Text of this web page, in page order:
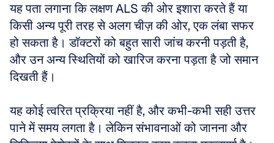
यह पता लगाना कि लक्षण ALS की ओर इशारा करते हैं या
किसी अन्य पूरी तरह से अलग चीज़ की ओर, एक लंबा सफर
हो सकता है। डॉक्टरों को बहुत सारी जांच करनी पड़ती है,
और उन अन्य स्थितियों को खारिज करना पड़ता है जो समान
दिखती हैं।
यह कोई त्वरित प्रक्रिया नहीं है, और कभी-कभी सही उत्तर
पाने में समय लगता है। लेकिन संभावनाओं को जानना और